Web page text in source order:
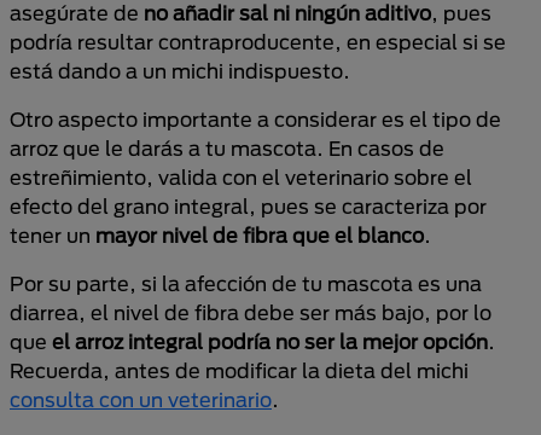
asegúrate de no añadir sal ni ningún aditivo, pues
podría resultar contraproducente, en especial si se
está dando a un michi indispuesto.
Otro aspecto importante a considerar es el tipo de
arroz que le darás a tu mascota. En casos de
estreñimiento, valida con el veterinario sobre el
efecto del grano integral, pues se caracteriza por
tener un mayor nivel de fibra que el blanco.
Por su parte, si la afección de tu mascota es una
diarrea, el nivel de fibra debe ser más bajo, por lo
que el arroz integral podría no ser la mejor opción.
Recuerda, antes de modificar la dieta del michi
consulta con un veterinario.